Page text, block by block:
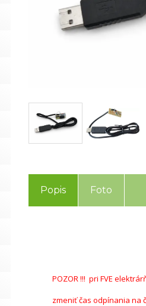
Popis Foto
POZOR !!! pri FVE
zmeniť čas odpínania na